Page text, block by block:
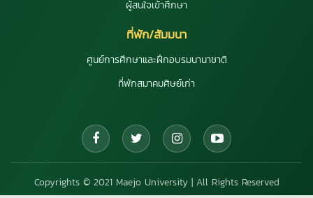
ผู้สนใจเข้าศึกษา
ที่พัก/สัมมนา
ศูนย์การศึกษาและฝึกอบรมนานาชาติ
ที่พักสมาคมศิษย์เก่า
Copyrights © 2021 Maejo University | All Rights Reserved